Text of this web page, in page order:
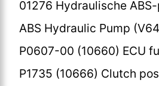
01276 Hydraulische
ABS Hydraulic Pump
P0607-00 (10660) ECU
P1735 (10666) Clutch